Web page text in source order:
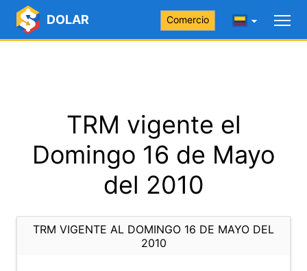
DOLAR Comercio
TRM vigente el
Domingo 16 de Mayo
del 2010
TRM VIGENTE AL DOMINGO 16 DE MAYO DEL
2010